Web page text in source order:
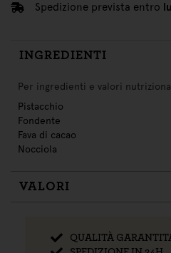
Spedizione prevista entro
INGREDIENTI
Per ingredienti e valori
Pistacchio
Fondente
Fava di cacao
Nocciola
VALORI
QUALITÀ